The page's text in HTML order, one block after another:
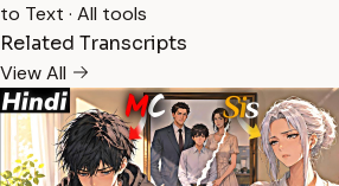
to Text · All tools
Related Transcripts
View All